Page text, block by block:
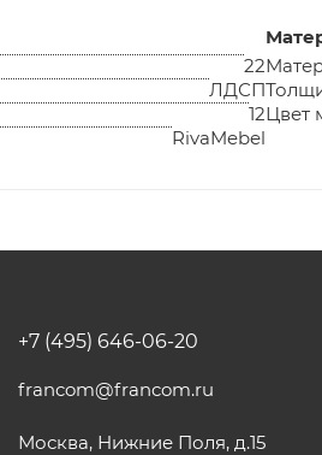
22
ЛДСП
12
RivaMebel
Цвет
+7 (495) 646-06-20
francom@francom.ru
Москва, Нижние Поля, д.15